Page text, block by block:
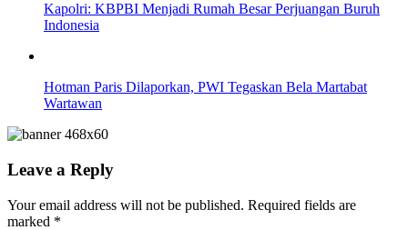
Kapolri: KBPBI Menjadi Rumah Besar Perjuangan Buruh
Indonesia
Hotman Paris Dilaporkan, PWI Tegaskan Bela Martabat
Wartawan
Leave a Reply
Your email address will not be published. Required fields are
marked *